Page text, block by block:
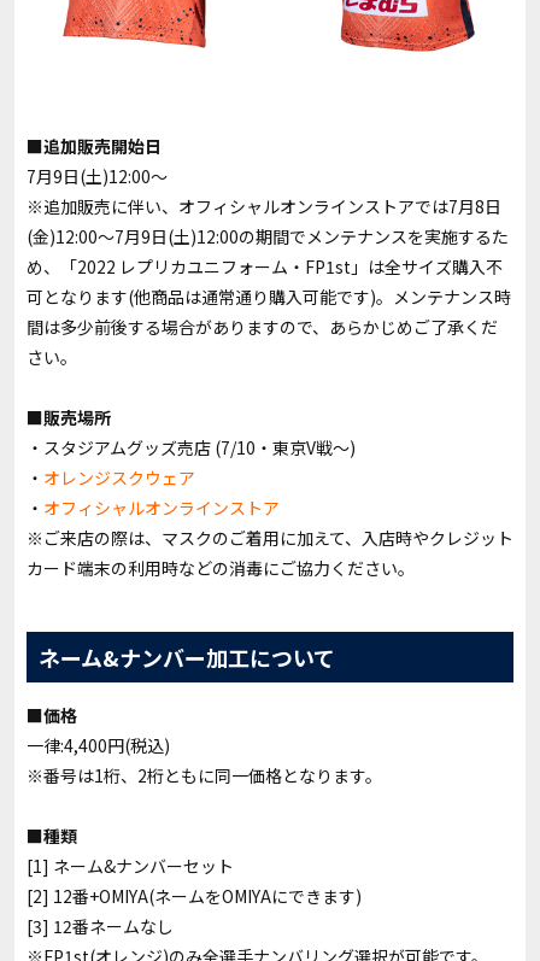
■追加販売開始日
7月9日(土)12:00〜
※追加販売に伴い、オフィシャルオンラインストアでは7月8日
(金)12:00～7月9日(土)12:00の期間でメンテナンスを実施するた
め、「2022 レプリカユニフォーム・FP1st」は全サイズ購入不
可となります(他商品は通常通り購入可能です)。メンテナンス時
間は多少前後する場合がありますので、あらかじめご了承くだ
さい。
■販売場所
・スタジアムグッズ売店 (7/10・東京V戦～)
・ オレンジスクウェア
・ オフィシャルオンラインストア
※ご来店の際は、マスクのご着用に加えて、入店時やクレジット
カード端末の利用時などの消毒にご協力ください。
ネーム&ナンバー加工について
■価格
一律:4,400円(税込)
※番号は1桁、2桁ともに同一価格となります。
■種類
[1] ネーム&ナンバーセット
[2] 12番+OMIYA(ネームをOMIYAにできます)
[3] 12番ネームなし
※FP1st(オレンジ)のみ全選手ナンバリング選択が可能です。